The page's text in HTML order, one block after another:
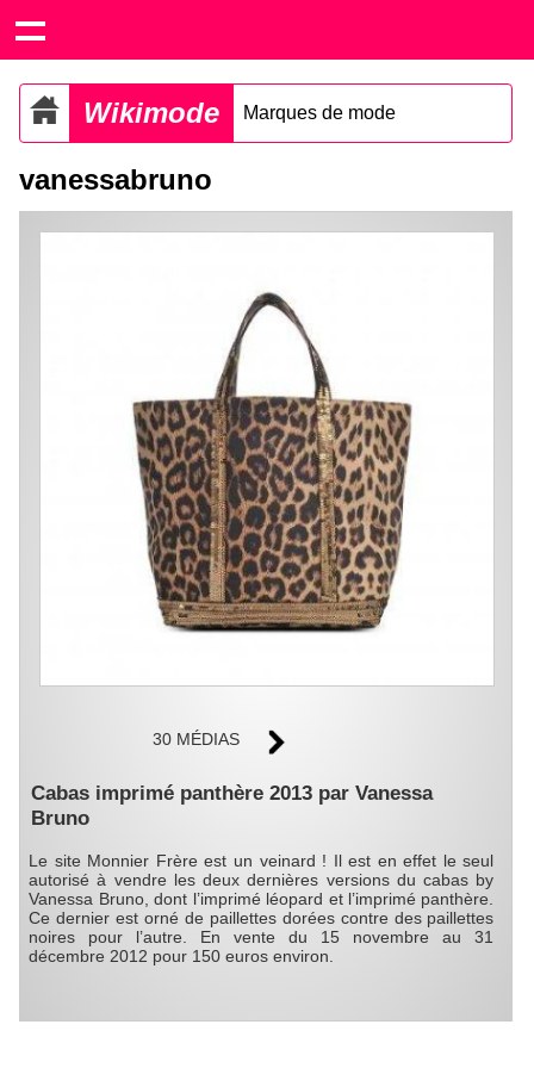
Wikimode Marques de mode
vanessabruno
30 MÉDIAS
Cabas imprimé panthère 2013 par Vanessa
Bruno
Le site Monnier Frère est un veinard ! Il est en effet le seul
autorisé à vendre les deux dernières versions du cabas by
Vanessa Bruno, dont l’imprimé léopard et l’imprimé panthère.
Ce dernier est orné de paillettes dorées contre des paillettes
noires pour l’autre. En vente du 15 novembre au 31
décembre 2012 pour 150 euros environ.